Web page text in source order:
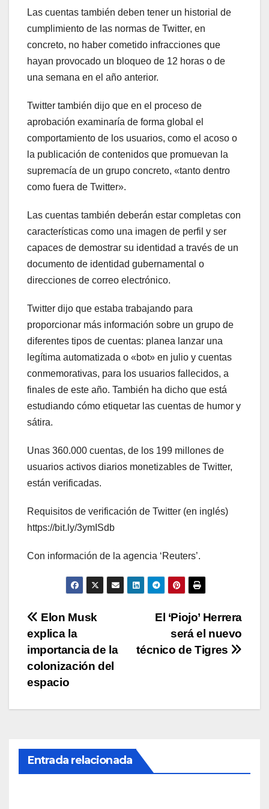
Las cuentas también deben tener un historial de
cumplimiento de las normas de Twitter, en
concreto, no haber cometido infracciones que
hayan provocado un bloqueo de 12 horas o de
una semana en el año anterior.
Twitter también dijo que en el proceso de
aprobación examinaría de forma global el
comportamiento de los usuarios, como el acoso o
la publicación de contenidos que promuevan la
supremacía de un grupo concreto, «tanto dentro
como fuera de Twitter».
Las cuentas también deberán estar completas con
características como una imagen de perfil y ser
capaces de demostrar su identidad a través de un
documento de identidad gubernamental o
direcciones de correo electrónico.
Twitter dijo que estaba trabajando para
proporcionar más información sobre un grupo de
diferentes tipos de cuentas: planea lanzar una
legítima automatizada o «bot» en julio y cuentas
conmemorativas, para los usuarios fallecidos, a
finales de este año. También ha dicho que está
estudiando cómo etiquetar las cuentas de humor y
sátira.
Unas 360.000 cuentas, de los 199 millones de
usuarios activos diarios monetizables de Twitter,
están verificadas.
Requisitos de verificación de Twitter (en inglés)
https://bit.ly/3ymISdb
Con información de la agencia ‘Reuters’.
Navegación
de
entradas
El ‘Piojo’ Herrera
será el nuevo
técnico de Tigres
Elon Musk
explica la
importancia de la
colonización del
espacio
Entrada relacionada